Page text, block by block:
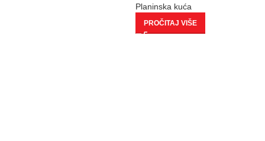
Planinska kuća
PROČITAJ VIŠE